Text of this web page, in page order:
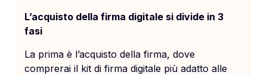
L’acquisto della firma digitale si divide in 3
fasi
La prima è l’acquisto della firma, dove
comprerai il kit di firma digitale più adatto alle